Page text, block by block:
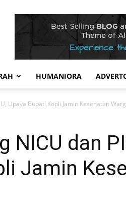
HUMANIORA
Upaya Bupati Kopli Jamin Kesehatan
NICU dan
Jamin